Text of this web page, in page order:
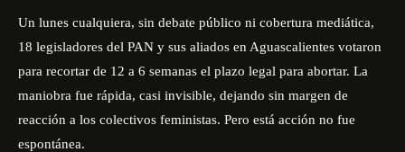
Un lunes cualquiera, sin debate público ni cobertura mediática,
18 legisladores del PAN y sus aliados en Aguascalientes votaron
para recortar de 12 a 6 semanas el plazo legal para abortar. La
maniobra fue rápida, casi invisible, dejando sin margen de
reacción a los colectivos feministas. Pero está acción no fue
espontánea.